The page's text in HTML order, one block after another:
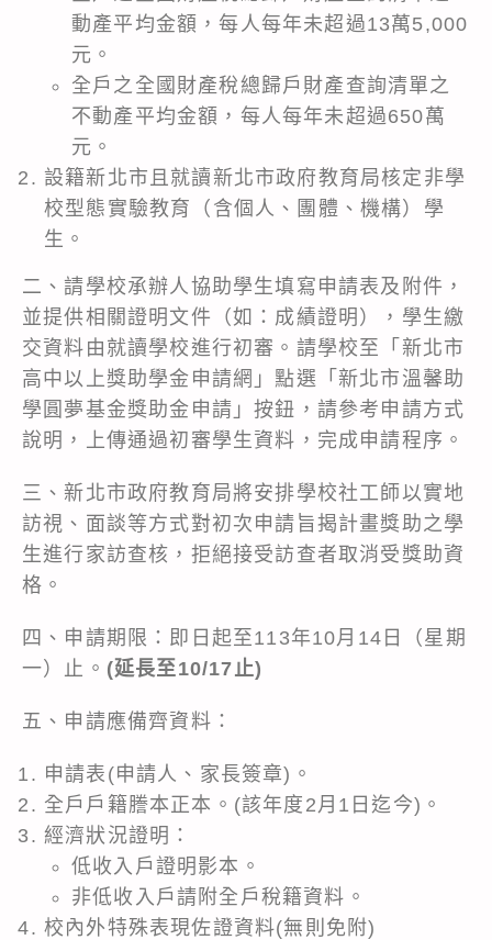
動產平均金額，每人每年未超過13萬5,000
元。
全戶之全國財產稅總歸戶財產查詢清單之
不動產平均金額，每人每年未超過650萬
元。
設籍新北市且就讀新北市政府教育局核定非學
校型態實驗教育（含個人、團體、機構）學
生。
二、請學校承辦人協助學生填寫申請表及附件，
並提供相關證明文件（如：成績證明），學生繳
交資料由就讀學校進行初審。請學校至「新北市
高中以上獎助學金申請網」點選「新北市溫馨助
學圓夢基金獎助金申請」按鈕，請參考申請方式
說明，上傳通過初審學生資料，完成申請程序。
三、新北市政府教育局將安排學校社工師以實地
訪視、面談等方式對初次申請旨揭計畫獎助之學
生進行家訪查核，拒絕接受訪查者取消受獎助資
格。
四、申請期限：即日起至113年10月14日（星期
一）止。 (延長至10/17止)
五、申請應備齊資料：
申請表(申請人、家長簽章)。
全戶戶籍謄本正本。(該年度2月1日迄今)。
經濟狀況證明：
低收入戶證明影本。
非低收入戶請附全戶稅籍資料。
校內外特殊表現佐證資料(無則免附)